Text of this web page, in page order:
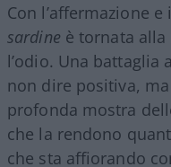
Con l’affermazione
sardine è tornata
l’odio. Una battaglia
non dire positiva,
profonda mostra
che la rendono
che sta affiorando